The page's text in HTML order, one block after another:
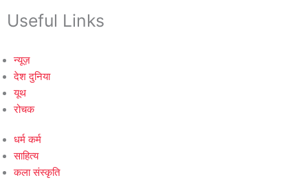
Useful Links
न्यूज़
देश दुनिया
यूथ
रोचक
धर्म कर्म
साहित्य
कला संस्कृति